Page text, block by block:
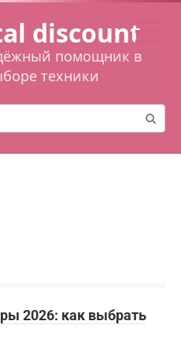
discount
помощник в
техники
2026: как выбрать